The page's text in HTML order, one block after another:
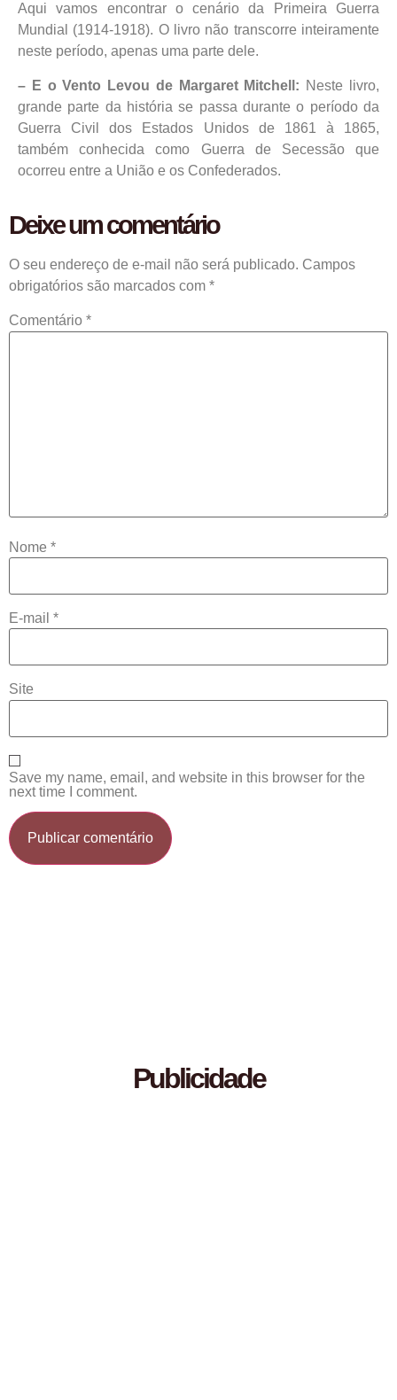
Aqui vamos encontrar o cenário da Primeira Guerra
Mundial (1914-1918). O livro não transcorre inteiramente
neste período, apenas uma parte dele.
– E o Vento Levou de Margaret Mitchell: Neste livro,
grande parte da história se passa durante o período da
Guerra Civil dos Estados Unidos de 1861 à 1865,
também conhecida como Guerra de Secessão que
ocorreu entre a União e os Confederados.
Deixe um comentário
O seu endereço de e-mail não será publicado. Campos
obrigatórios são marcados com *
Comentário *
Nome *
E-mail *
Site
Save my name, email, and website in this browser for the
next time I comment.
Publicidade